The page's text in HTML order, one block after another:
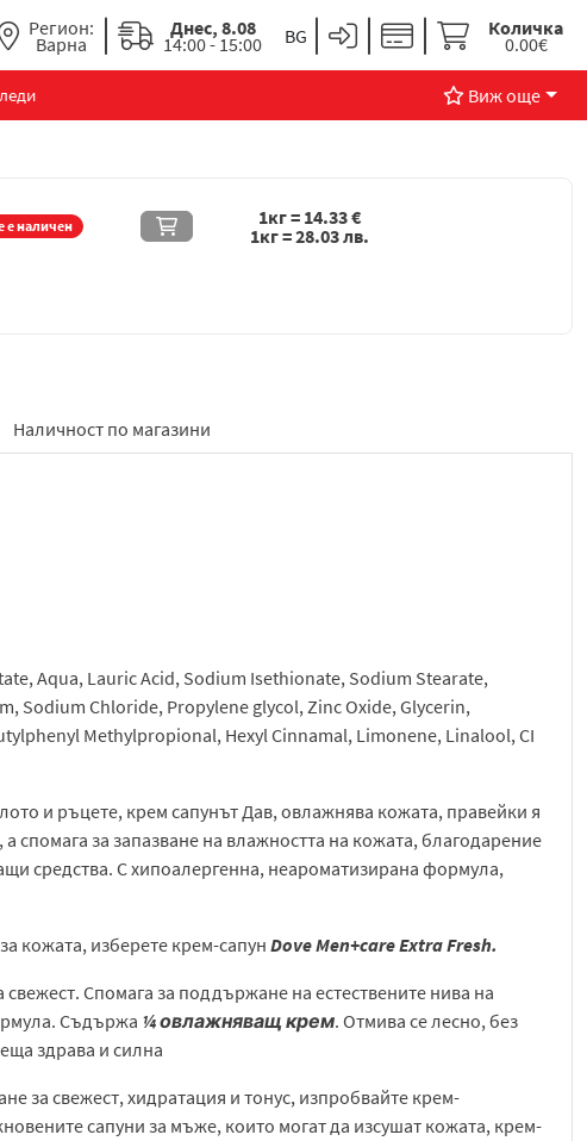
Регион:
Варна
Днес, 8.08
14:00 - 15:00
Количка
0.00€
Виж още
е наличен 1кг = 14.33€
1кг =28.03лв.
Наличност по магазини
Aqua, Lauric Acid, Sodium Isethionate, Sodium Stearate,
Sodium Chloride, Propylene glycol, Zinc Oxide, Glycerin,
Methylpropional, Hexyl Cinnamal, Limonene, Linalool, CI
и ръцете, крем сапунът Дав, овлажнява кожата, правейки я
спомага за запазване на влажността на кожата, благодарение
средства. С хипоалергенна, неароматизирана формула,
кожата, изберете крем-сапун Dove Men+care Extra Fresh.
Спомага за поддържане на естествените нива на
Съдържа ¼ овлажняващ крем. Отмива се лесно, без
здрава и силна
за свежест, хидратация и тонус, изпробвайте крем-
сапуни за мъже, които могат да изсушат кожата, крем-